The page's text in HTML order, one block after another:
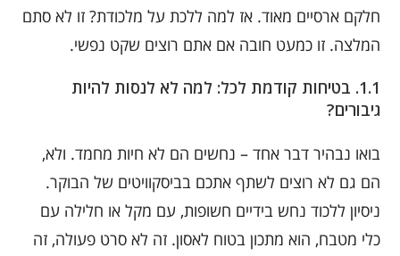
חלקם ארסיים מאוד. אז למה ללכת על מלכודת? זו לא סתם
המלצה. זו כמעט חובה אם אתם רוצים שקט נפשי.
1.1. בטיחות קודמת לכל: למה לא לנסות להיות
גיבורים?
בואו נבהיר דבר אחד – נחשים הם לא חיות מחמד. ולא,
הם גם לא רוצים לשתף אתכם בביסקוויטים של הבוקר.
ניסיון ללכוד נחש בידיים חשופות, עם מקל או חלילה עם
כלי מטבח, הוא מתכון בטוח לאסון. זה לא סרט פעולה, זה